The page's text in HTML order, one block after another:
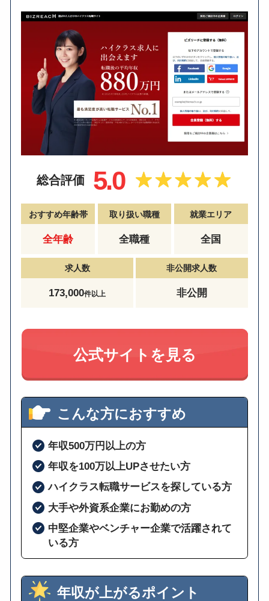
総合評価 5.0
おすすめ年齢帯
全年齢
取り扱い職種
全職種
就業エリア
全国
求人数
173,000件以上
非公開求人数
非公開
公式サイトを見る
こんな方におすすめ
年収500万円以上の方
年収を100万以上UPさせたい方
ハイクラス転職サービスを探している方
大手や外資系企業にお勤めの方
中堅企業やベンチャー企業で活躍されて
いる方
年収が上がるポイント